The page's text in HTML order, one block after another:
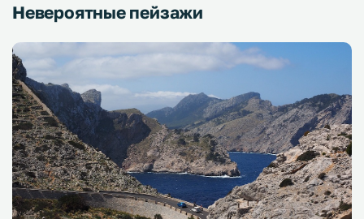
Невероятные пейзажи